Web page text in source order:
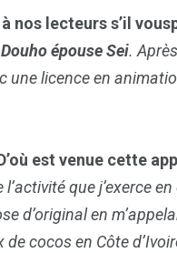
nos lecteurs s’il
épouse Sei.
une licence en
est venue cette
que j’exerce
d’original en
cocos en Côte